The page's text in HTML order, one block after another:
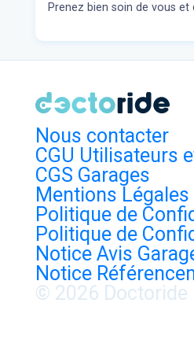
Prenez bien soin de vous
Nous contacter
CGU Utilisateurs
CGS Garages
Mentions Légales
Politique de
Politique de
Notice Avis
Notice
© 2026 Doctoride